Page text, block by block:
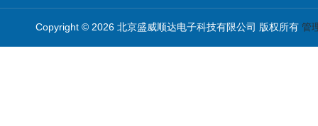
Copyright © 2026 北京盛威顺达电子科技有限公司 版权所有 管